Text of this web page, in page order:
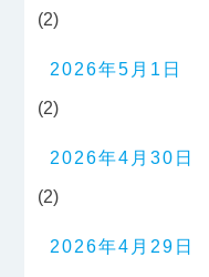
(2)
2026年5月1日
(2)
2026年4月30日
(2)
2026年4月29日